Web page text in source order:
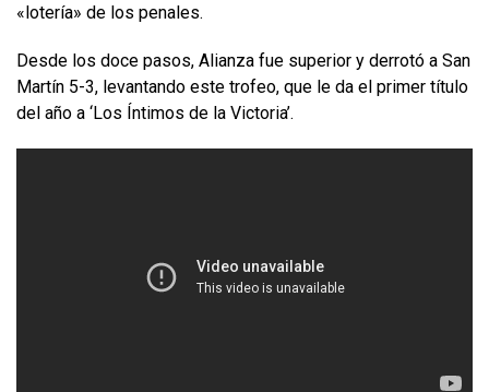
«lotería» de los penales.
Desde los doce pasos, Alianza fue superior y derrotó a San
Martín 5-3, levantando este trofeo, que le da el primer título
del año a ‘Los Íntimos de la Victoria’.